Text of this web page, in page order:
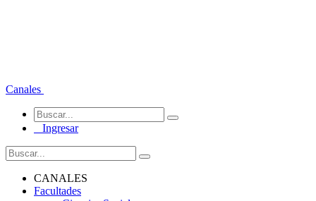
Canales
Ingresar
CANALES
Facultades